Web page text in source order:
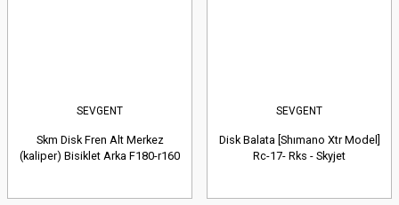
SEVGENT
Skm Disk Fren Alt Merkez
(kaliper) Bisiklet Arka F180-r160
SEVGENT
Disk Balata [Shımano Xtr Model]
Rc-17- Rks - Skyjet